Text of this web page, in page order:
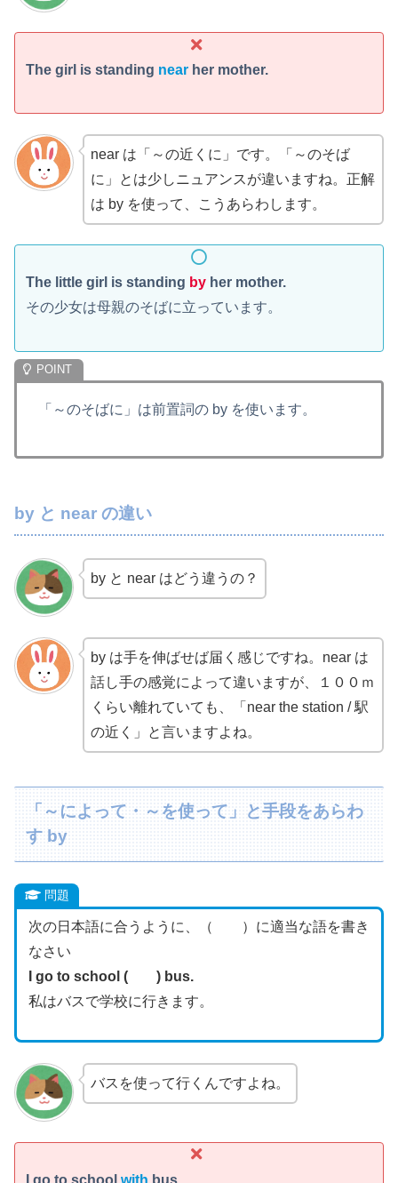
The girl is standing near her mother.
near は「～の近くに」です。「～のそば
に」とは少しニュアンスが違いますね。正解
は by を使って、こうあらわします。
The little girl is standing by her mother.
その少女は母親のそばに立っています。
「～のそばに」は前置詞の by を使います。
by と near の違い
by と near はどう違うの？
by は手を伸ばせば届く感じですね。near は
話し手の感覚によって違いますが、１００ｍ
くらい離れていても、「near the station / 駅
の近く」と言いますよね。
「～によって・～を使って」と手段をあらわ
す by
問題
次の日本語に合うように、（ ）に適当な語を書き
なさい
I go to school ( ) bus.
私はバスで学校に行きます。
バスを使って行くんですよね。
I go to school with bus.